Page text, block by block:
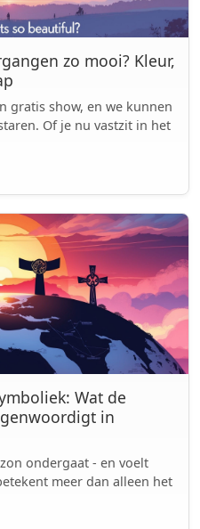
zo mooi? Kleur,
gratis show, en we kunnen
Of je nu vastzit in het
Wat de
in
ondergaat - en voelt
meer dan alleen het